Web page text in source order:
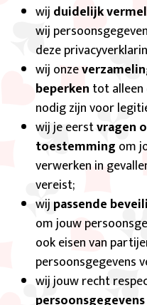
wij duidelijk
wij
deze
wij onze
beperken tot alleen
nodig zijn voor
wij je eerstvragen
toestemming om
verwerken in
vereist;
wij passende
om jouw
ook eisen van
persoonsgegevens
wij jouw recht